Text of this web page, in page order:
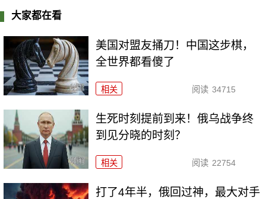
大家都在看
美国对盟友捅刀！中国这步棋，
全世界都看傻了
相关 阅读 34715
生死时刻提前到来！俄乌战争终
到见分晓的时刻？
相关 阅读 22754
打了4年半，俄回过神，最大对手